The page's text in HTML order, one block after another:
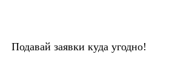
Подавай заявки куда угодно!